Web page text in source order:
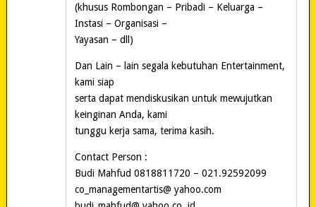
(khusus Rombongan – Pribadi – Keluarga –
Instasi – Organisasi –
Yayasan – dll)
Dan Lain – lain segala kebutuhan Entertainment,
kami siap
serta dapat mendiskusikan untuk mewujutkan
keinginan Anda, kami
tunggu kerja sama, terima kasih.
Contact Person :
Budi Mahfud 0818811720 – 021.92592099
co_managementartis@ yahoo.com